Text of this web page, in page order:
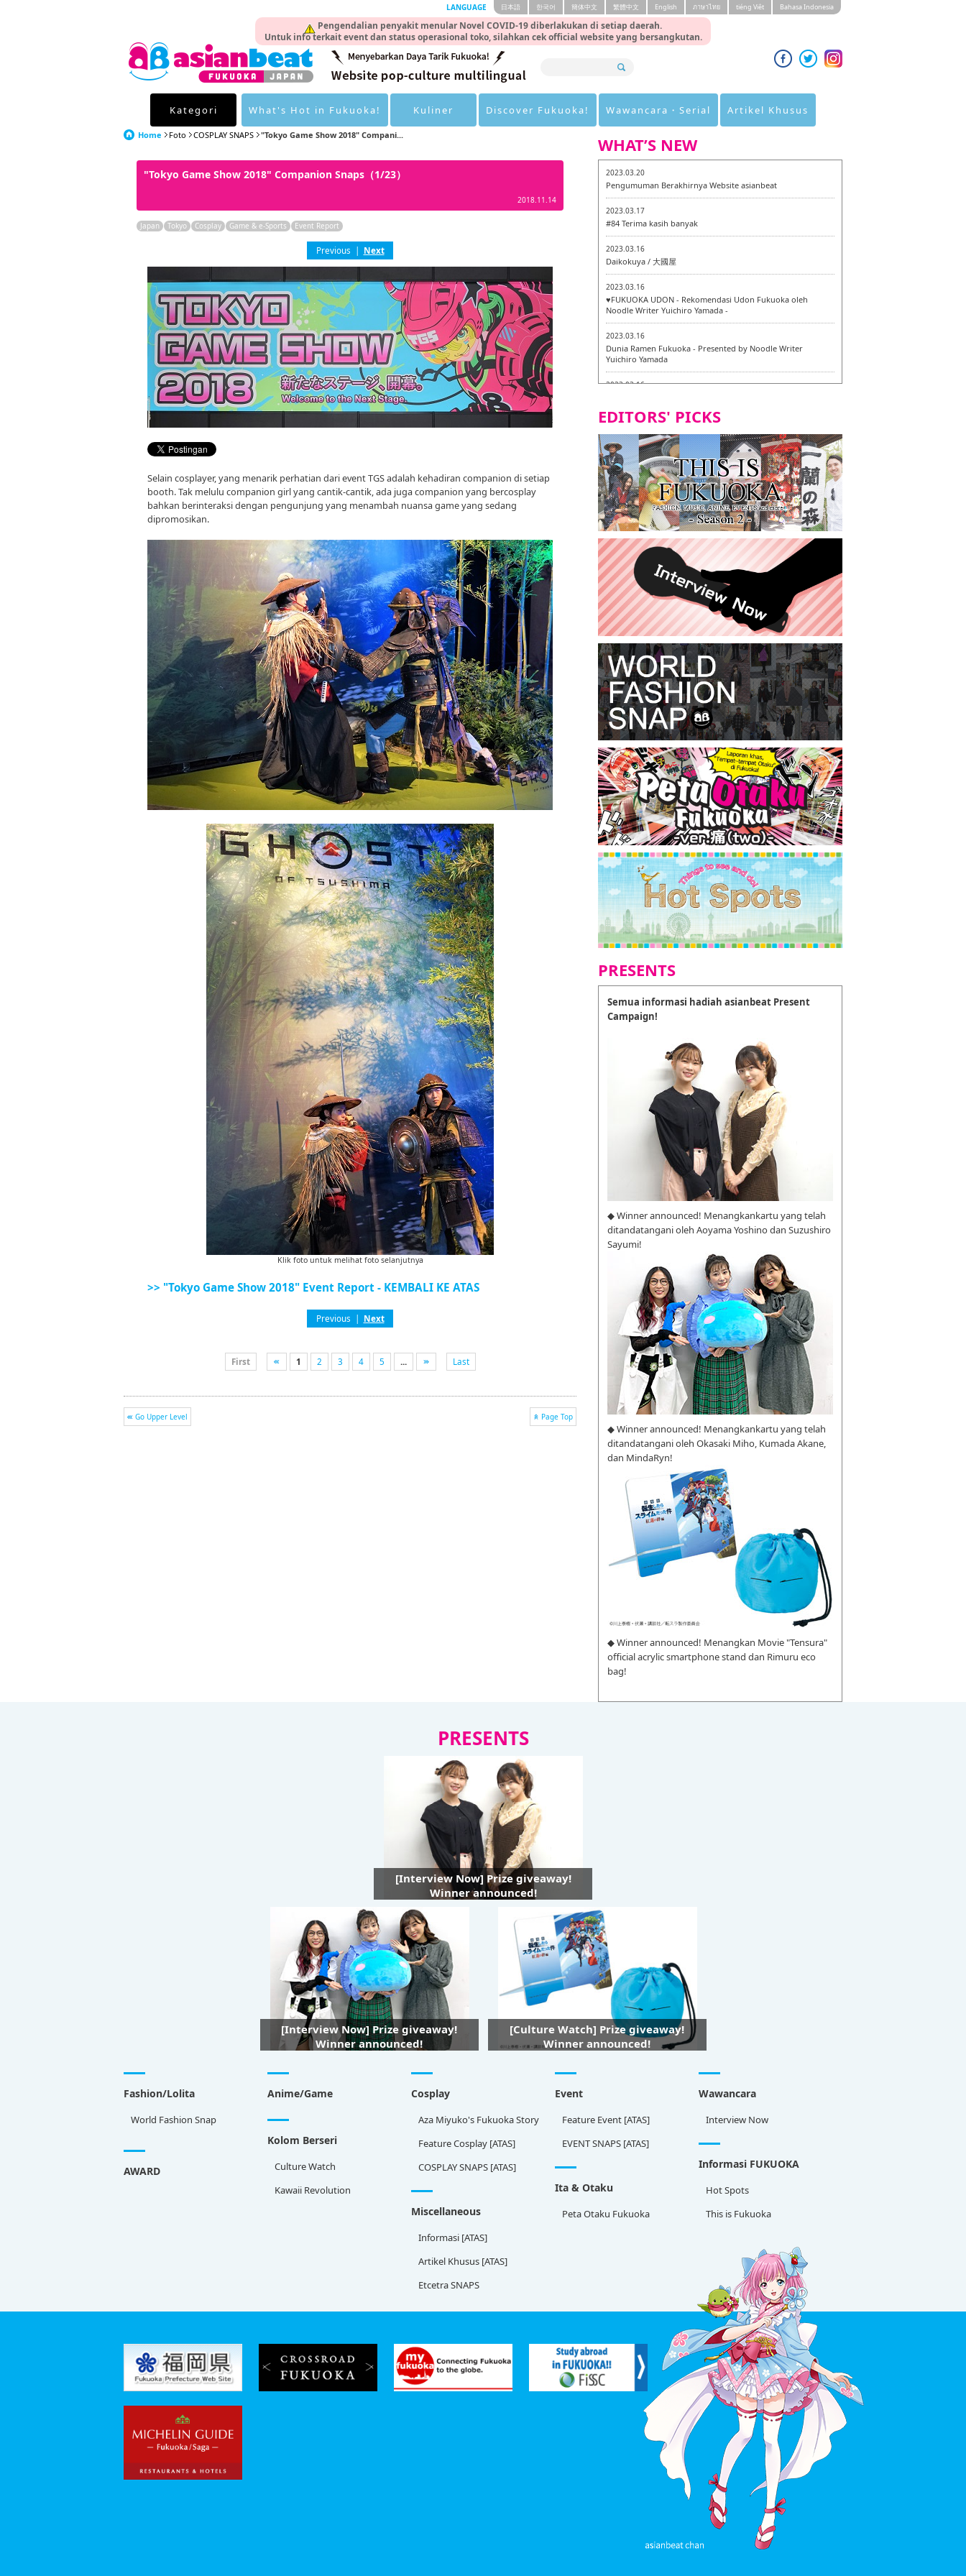
Pengendalian penyakit menular Novel COVID-19 diberlakukan di setiap daerah.
Untuk info terkait event dan status operasional toko, silahkan cek official website yang bersangkutan.
LANGUAGE 日本語 한국어 簡体中文 繁體中文 English ภาษาไทย tiéng Viêt Bahasa Indonesia
Kategori What's Hot in Fukuoka! Kuliner Discover Fukuoka! Wawancara・Serial Artikel Khusus
Home Foto COSPLAY SNAPS "Tokyo Game Show 2018" Compani...
"Tokyo Game Show 2018" Companion Snaps（1/23）
2018.11.14
Japan Tokyo Cosplay Game & e-Sports Event Report
Previous | Next
Selain cosplayer, yang menarik perhatian dari event TGS adalah kehadiran companion di setiap
booth. Tak melulu companion girl yang cantik-cantik, ada juga companion yang bercosplay
bahkan berinteraksi dengan pengunjung yang menambah nuansa game yang sedang
dipromosikan.
Klik foto untuk melihat foto selanjutnya
>> "Tokyo Game Show 2018" Event Report - KEMBALI KE ATAS
Previous | Next
First 1 2 3 4 5 ... Last
Go Upper Level Page Top
WHAT’S NEW
2023.03.20
Pengumuman Berakhirnya Website asianbeat
2023.03.17
#84 Terima kasih banyak
2023.03.16
Daikokuya / 大國屋
2023.03.16
♥FUKUOKA UDON - Rekomendasi Udon Fukuoka oleh
Noodle Writer Yuichiro Yamada -
2023.03.16
Dunia Ramen Fukuoka - Presented by Noodle Writer
Yuichiro Yamada
2023.03.16
2023.03.15
[Laboratorium Cosplay] - Indonesia - #019 MM Earlene
2023.03.07
Isogiyokarazu Hakata Honten | Keliling Kota Fukuoka
mencicipi menu vegan/vegetarian baru
2023.03.07
Keliling Kota Fukuoka mencicipi menu vegan/vegetarian
baru!
2023.03.04
AGANOYAKI
EDITORS' PICKS
PRESENTS
Semua informasi hadiah asianbeat Present
Campaign!
◆ Winner announced! Menangkankartu yang telah
ditandatangani oleh Aoyama Yoshino dan Suzushiro
Sayumi!
◆ Winner announced! Menangkankartu yang telah
ditandatangani oleh Okasaki Miho, Kumada Akane,
dan MindaRyn!
◆ Winner announced! Menangkan Movie "Tensura"
official acrylic smartphone stand dan Rimuru eco
bag!
PRESENTS
[Interview Now] Prize giveaway!
Winner announced!
[Interview Now] Prize giveaway!
Winner announced!
[Culture Watch] Prize giveaway!
Winner announced!
Fashion/Lolita
World Fashion Snap
Anime/Game Cosplay
Aza Miyuko's Fukuoka Story
Feature Cosplay [ATAS]
COSPLAY SNAPS [ATAS]
Event
Feature Event [ATAS]
EVENT SNAPS [ATAS]
Wawancara
Interview Now
Kolom Berseri
Culture Watch
Kawaii Revolution
Informasi FUKUOKA
Hot Spots
This is Fukuoka
AWARD
Ita & Otaku
Peta Otaku Fukuoka
Miscellaneous
Informasi [ATAS]
Artikel Khusus [ATAS]
Etcetra SNAPS